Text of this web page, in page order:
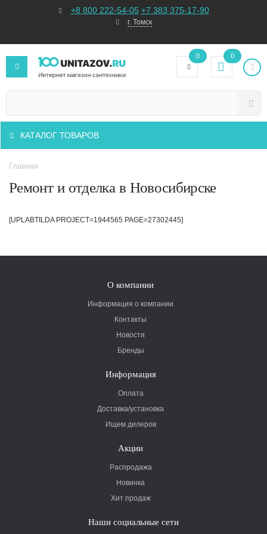
+8 800 222-54-05 +7 383 375-17-90
г. Томск
0 0
КАТАЛОГ ТОВАРОВ
Главная
Ремонт и отделка в Новосибирске
[UPLABTILDA PROJECT=1944565 PAGE=27302445]
О компании
Информация о компании
Контакты
Новости
Бренды
Информация
Оплата
Доставка/установка
Ищем дилеров
Акции
Распродажа
Новинка
Хит продаж
Наши социальные сети